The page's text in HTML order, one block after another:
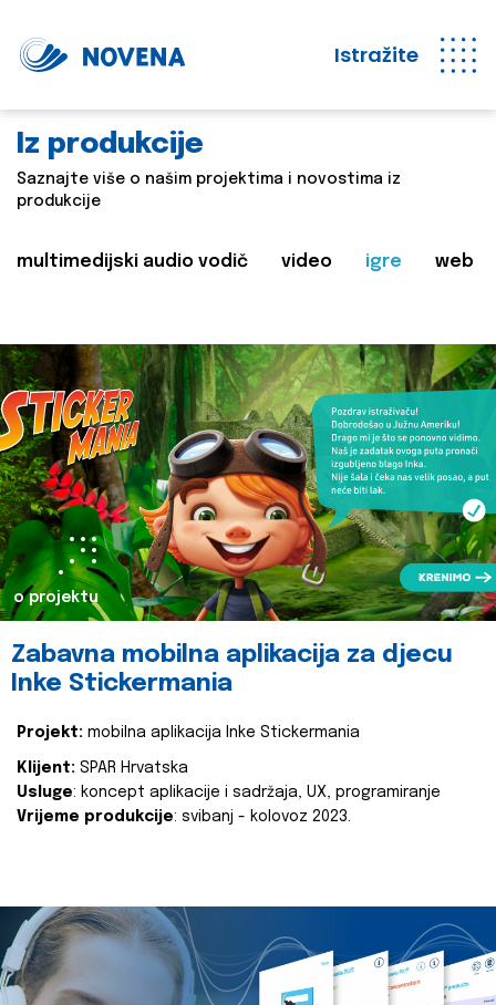
Istražite
Iz produkcije
Saznajte više o našim projektima i novostima iz
produkcije
multimedijski audio vodič video igre web
o projektu
Zabavna mobilna aplikacija za djecu
Inke Stickermania
Projekt: mobilna aplikacija Inke Stickermania
Klijent: SPAR Hrvatska
Usluge: koncept aplikacije i sadržaja, UX, programiranje
Vrijeme produkcije: svibanj - kolovoz 2023.